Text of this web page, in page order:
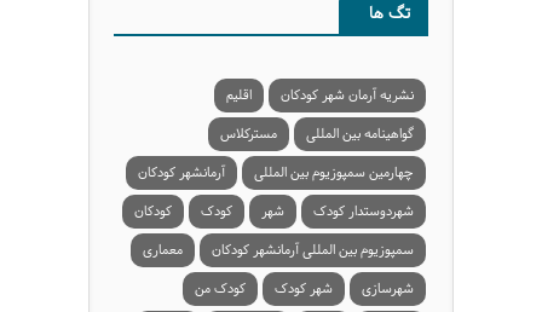
تگ ها
نشریه آرمان شهر کودکان
اقلیم
گواهینامه بین المللی
مسترکلاس
چهارمین سمپوزیوم بین المللی
آرمانشهر کودکان
شهردوستدار کودک
شهر کودک
کودکان
سمپوزیوم بین المللی آرمانشهر کودکان
معماری
شهرسازی
شهر کودک
کودک من